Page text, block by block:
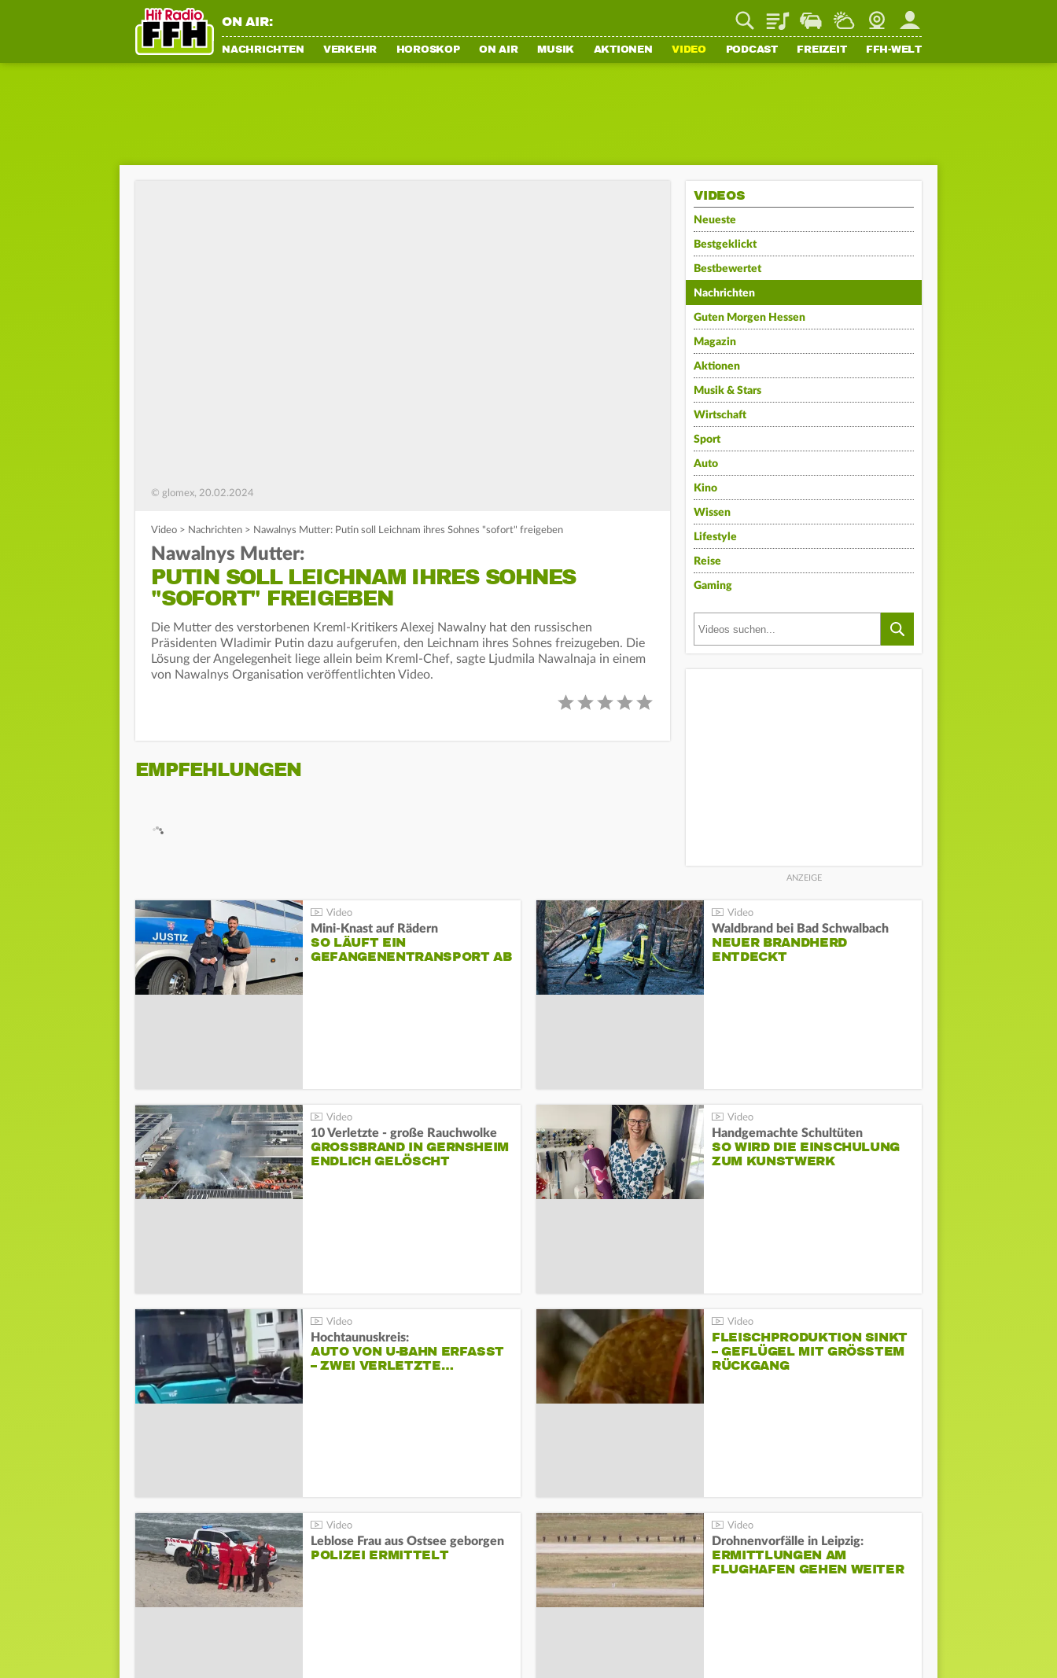
ON AIR: PlaylistStaupilotWetterWebcamMein FFH
NACHRICHTEN VERKEHR HOROSKOP ON AIR MUSIK AKTIONEN VIDEO PODCAST FREIZEIT FFH-WELT
© glomex, 20.02.2024
Video > Nachrichten > Nawalnys Mutter: Putin soll Leichnam ihres Sohnes "sofort" freigeben
Nawalnys Mutter:
PUTIN SOLL LEICHNAM IHRES SOHNES
"SOFORT" FREIGEBEN
Die Mutter des verstorbenen Kreml-Kritikers Alexej Nawalny hat den russischen
Präsidenten Wladimir Putin dazu aufgerufen, den Leichnam ihres Sohnes freizugeben. Die
Lösung der Angelegenheit liege allein beim Kreml-Chef, sagte Ljudmila Nawalnaja in einem
von Nawalnys Organisation veröffentlichten Video.
EMPFEHLUNGEN
VIDEOS
Neueste
Bestgeklickt
Bestbewertet
Nachrichten
Guten Morgen Hessen
Magazin
Aktionen
Musik & Stars
Wirtschaft
Sport
Auto
Kino
Wissen
Lifestyle
Reise
Gaming
Mini-Knast auf Rädern
SO LÄUFT EIN
GEFANGENENTRANSPORT AB
Waldbrand bei Bad Schwalbach
NEUER BRANDHERD
ENTDECKT
10 Verletzte - große Rauchwolke
GROSSBRAND IN GERNSHEIM E
NDLICH GELÖSCHT
Handgemachte Schultüten
SO WIRD DIE EINSCHULUNG
ZUM KUNSTWERK
Hochtaunuskreis:
AUTO VON U-BAHN ERFASST
– ZWEI VERLETZTE…
FLEISCHPRODUKTION SINKT
– GEFLÜGEL MIT GRÖSSTEM R
ÜCKGANG
Leblose Frau aus Ostsee geborgen
POLIZEI ERMITTELT
Drohnenvorfälle in Leipzig:
ERMITTLUNGEN AM
FLUGHAFEN GEHEN WEITER